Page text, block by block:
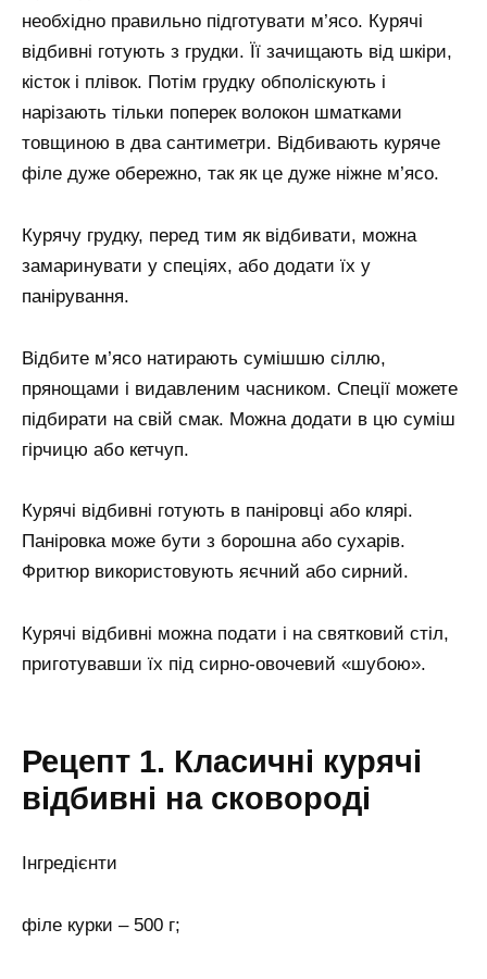
необхідно правильно підготувати м’ясо. Курячі
відбивні готують з грудки. Її зачищають від шкіри,
кісток і плівок. Потім грудку обполіскують і
нарізають тільки поперек волокон шматками
товщиною в два сантиметри. Відбивають куряче
філе дуже обережно, так як це дуже ніжне м’ясо.
Курячу грудку, перед тим як відбивати, можна
замаринувати у спеціях, або додати їх у
панірування.
Відбите м’ясо натирають сумішшю сіллю,
прянощами і видавленим часником. Спеції можете
підбирати на свій смак. Можна додати в цю суміш
гірчицю або кетчуп.
Курячі відбивні готують в паніровці або клярі.
Паніровка може бути з борошна або сухарів.
Фритюр використовують яєчний або сирний.
Курячі відбивні можна подати і на святковий стіл,
приготувавши їх під сирно-овочевий «шубою».
Рецепт 1. Класичні курячі
відбивні на сковороді
Інгредієнти
філе курки – 500 г;